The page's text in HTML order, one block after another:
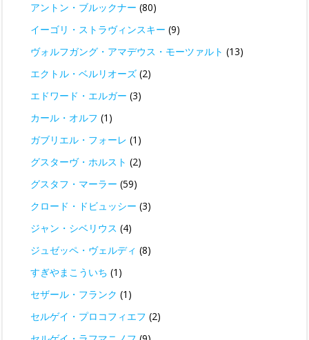
アントン・ブルックナー (80)
イーゴリ・ストラヴィンスキー (9)
ヴォルフガング・アマデウス・モーツァルト (13)
エクトル・ベルリオーズ (2)
エドワード・エルガー (3)
カール・オルフ (1)
ガブリエル・フォーレ (1)
グスターヴ・ホルスト (2)
グスタフ・マーラー (59)
クロード・ドビュッシー (3)
ジャン・シベリウス (4)
ジュゼッペ・ヴェルディ (8)
すぎやまこういち (1)
セザール・フランク (1)
セルゲイ・プロコフィエフ (2)